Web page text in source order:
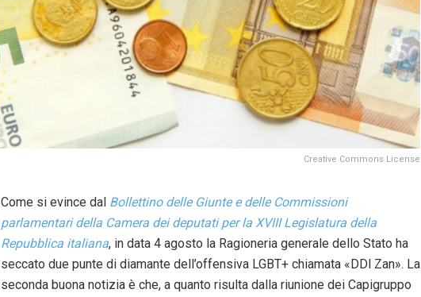
Creative Commons License
Come si evince dal Bollettino delle Giunte e delle Commissioni
parlamentari della Camera dei deputati per la XVIII Legislatura della
Repubblica italiana, in data 4 agosto la Ragioneria generale dello Stato ha
seccato due punte di diamante dell’offensiva LGBT+ chiamata «DDl Zan». La
seconda buona notizia è che, a quanto risulta dalla riunione dei Capigruppo